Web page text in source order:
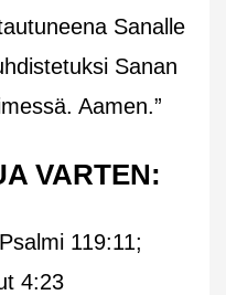
Sanalle
Sanan
Aamen.”
VARTEN:
119:11;
4:23